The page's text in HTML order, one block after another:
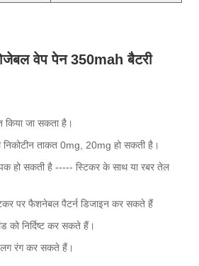
वेप पेन 350mah बैटरी
जा सकता है।
ताकत 0mg, 20mg हो सकती है।
हो सकती है ----- स्टिकर के साथ या रबर तेल
पर फैशनेबल पैटर्न डिजाइन कर सकते हैं
को निर्दिष्ट कर सकते हैं।
रंग कर सकते हैं।